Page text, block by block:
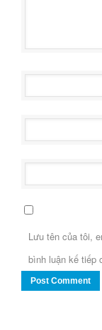
Lưu tên của tôi,
bình luận kế tiếp